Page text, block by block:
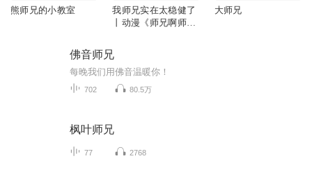
熊师兄的小教室
我师兄实在太稳健了
丨动漫《师兄啊师
大师兄
佛音师兄
每晚我们用佛音温暖你！
702 80.5万
枫叶师兄
77 2768